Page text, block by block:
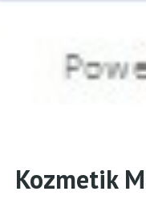
Kozmetik